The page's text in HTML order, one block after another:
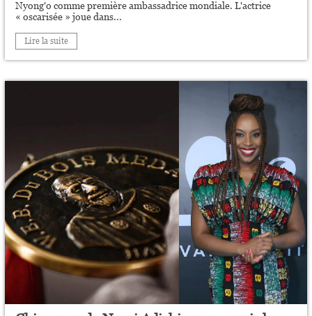
Nyong'o comme première ambassadrice mondiale. L'actrice
« oscarisée » joue dans...
Lire la suite